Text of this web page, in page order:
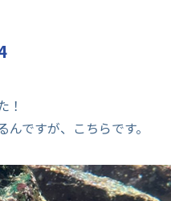
！
ですが、こちらです。